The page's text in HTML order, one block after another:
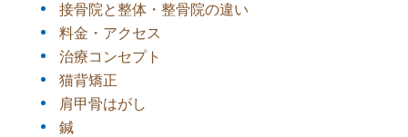
接骨院と整体・整骨院の違い
料金・アクセス
治療コンセプト
猫背矯正
肩甲骨はがし
鍼